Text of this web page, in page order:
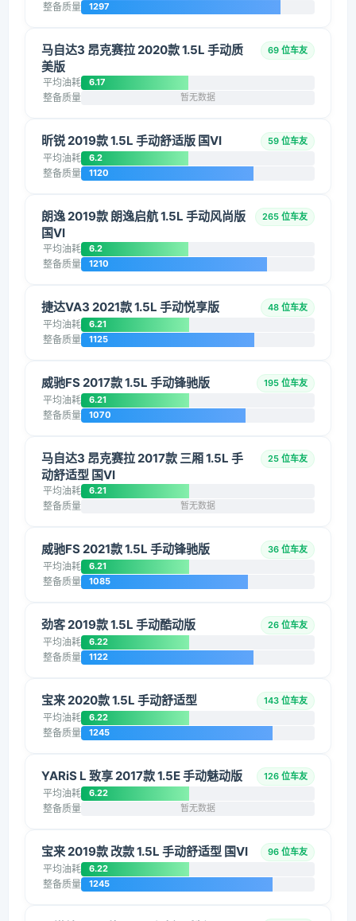
整备质量 1297
马自达3 昂克赛拉 2020款 1.5L 手动质
美版
69 位车友
平均油耗 6.17
整备质量 暂无数据
昕锐 2019款 1.5L 手动舒适版 国VI 59 位车友
平均油耗 6.2
整备质量 1120
朗逸 2019款 朗逸启航 1.5L 手动风尚版
国VI
265 位车友
平均油耗 6.2
整备质量 1210
捷达VA3 2021款 1.5L 手动悦享版 48 位车友
平均油耗 6.21
整备质量 1125
威驰FS 2017款 1.5L 手动锋驰版 195 位车友
平均油耗 6.21
整备质量 1070
马自达3 昂克赛拉 2017款 三厢 1.5L 手
动舒适型 国VI
25 位车友
平均油耗 6.21
整备质量 暂无数据
威驰FS 2021款 1.5L 手动锋驰版 36 位车友
平均油耗 6.21
整备质量 1085
劲客 2019款 1.5L 手动酷动版 26 位车友
平均油耗 6.22
整备质量 1122
宝来 2020款 1.5L 手动舒适型 143 位车友
平均油耗 6.22
整备质量 1245
YARiS L 致享 2017款 1.5E 手动魅动版 126 位车友
平均油耗 6.22
整备质量 暂无数据
宝来 2019款 改款 1.5L 手动舒适型 国VI 96 位车友
平均油耗 6.22
整备质量 1245